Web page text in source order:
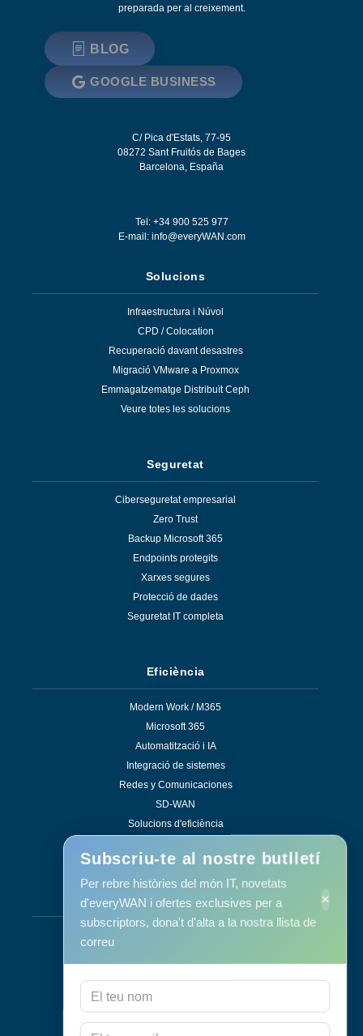
preparada per al creixement.
BLOG
GOOGLE BUSINESS
C/ Pica d'Estats, 77-95
08272 Sant Fruitós de Bages
Barcelona, España
Tel: +34 900 525 977
E-mail: info@everyWAN.com
Solucions
Infraestructura i Núvol
CPD / Colocation
Recuperació davant desastres
Migració VMware a Proxmox
Emmagatzematge Distribuït Ceph
Veure totes les solucions
Seguretat
Ciberseguretat empresarial
Zero Trust
Backup Microsoft 365
Endpoints protegits
Xarxes segures
Protecció de dades
Seguretat IT completa
Eficiència
Modern Work / M365
Microsoft 365
Automatització i IA
Integració de sistemes
Redes y Comunicaciones
SD-WAN
Solucions d'eficiència
Serveis
Programa RID
Contacte
Subscriu-te al nostre butlletí
Per rebre històries del món IT, novetats
d'everyWAN i ofertes exclusives per a
subscriptors, dona't d'alta a la nostra llista de
correu
×